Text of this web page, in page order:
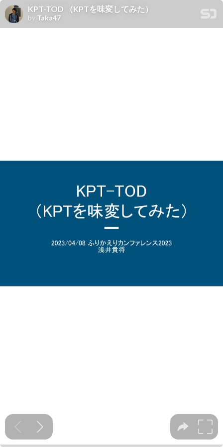
KPT-TOD （KPTを味変してみた）
by Taka47